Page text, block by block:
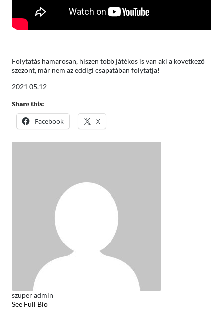
Folytatás hamarosan, hiszen több játékos is van aki a következő
szezont, már nem az eddigi csapatában folytatja!
2021 05.12
Share this:
Facebook X
szuper admin
See Full Bio